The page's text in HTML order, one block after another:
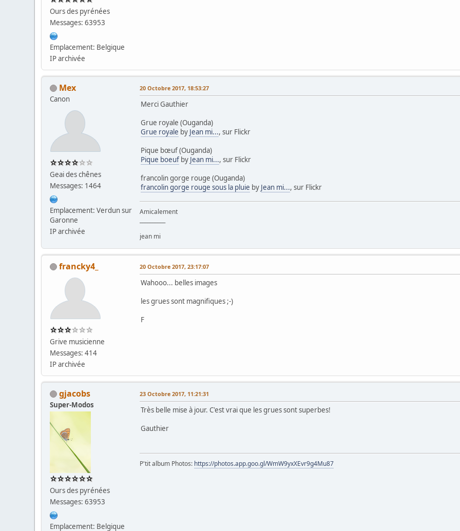
Ours des pyrénées
Messages: 63953
Emplacement: Belgique
IP archivée
Mex
Canon
Geai des chênes
Messages: 1464
Emplacement: Verdun sur
Garonne
IP archivée
20 Octobre 2017, 18:53:27
Merci Gauthier
Grue royale (Ouganda)
Grue royale by Jean mi..., sur Flickr
Pique bœuf (Ouganda)
Pique boeuf by Jean mi..., sur Flickr
francolin gorge rouge (Ouganda)
francolin gorge rouge sous la pluie by Jean mi..., sur Flickr
Amicalement
jean mi
francky4_
Grive musicienne
Messages: 414
IP archivée
20 Octobre 2017, 23:17:07
Wahooo... belles images
les grues sont magnifiques ;-)
F
gjacobs
Super-Modos
Ours des pyrénées
Messages: 63953
Emplacement: Belgique
23 Octobre 2017, 11:21:31
Très belle mise à jour. C'est vrai que les grues sont superbes!
Gauthier
P'tit album Photos: https://photos.app.goo.gl/WmW9yxXEvr9g4Mu87